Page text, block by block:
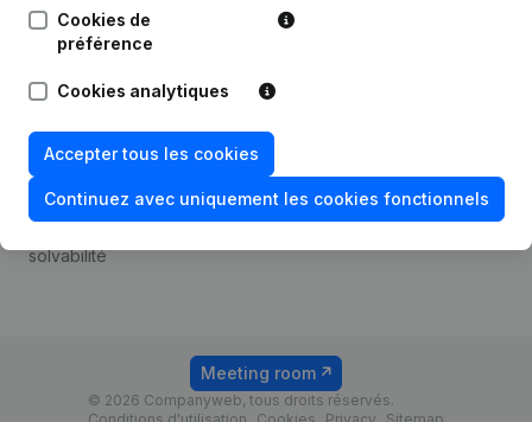
Cookies de
préférence
Cookies analytiques
Accepter tous les cookies
Continuez avec uniquement les cookies fonctionnels
Compliance et prévention
de la fraude
Consulter des comptes
Recherche de numéro de
TVA
solvabilité
Tarifs
© 2026 Companyweb, tous droits réservés.
Meeting room